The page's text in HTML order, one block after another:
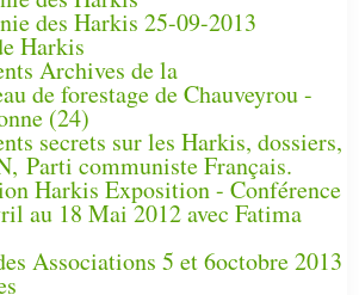
des Harkis 25-09-2013
Harkis
Archives de la
de forestage de Chauveyrou -
(24)
secrets sur les Harkis, dossiers,
Parti communiste Français.
Harkis Exposition - Conférence
au 18 Mai 2012 avec Fatima
Associations 5 et 6octobre 2013